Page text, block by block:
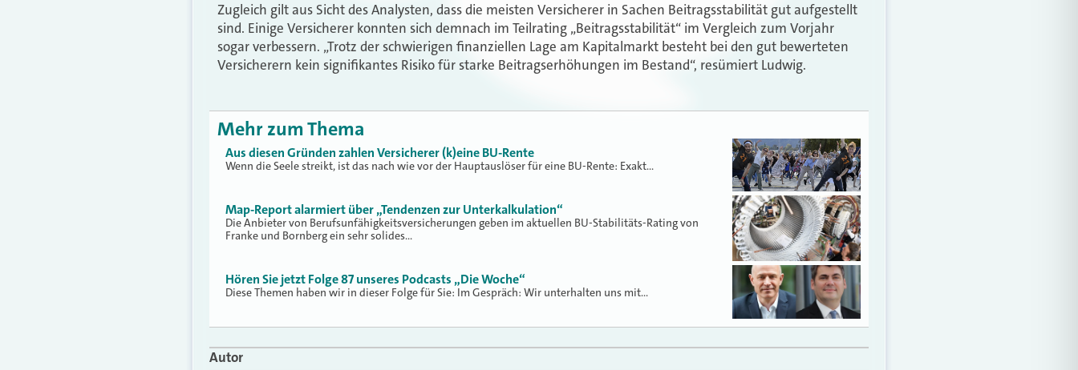
Zugleich gilt aus Sicht des Analysten, dass die meisten Versicherer in Sachen Beitragsstabilität gut aufgestellt
sind. Einige Versicherer konnten sich demnach im Teilrating „Beitragsstabilität“ im Vergleich zum Vorjahr
sogar verbessern. „Trotz der schwierigen finanziellen Lage am Kapitalmarkt besteht bei den gut bewerteten
Versicherern kein signifikantes Risiko für starke Beitragserhöhungen im Bestand“, resümiert Ludwig.
Mehr zum Thema
Aus diesen Gründen zahlen Versicherer (k)eine BU-Rente
Wenn die Seele streikt, ist das nach wie vor der Hauptauslöser für eine BU-Rente: Exakt…
Map-Report alarmiert über „Tendenzen zur Unterkalkulation“
Die Anbieter von Berufsunfähigkeitsversicherungen geben im aktuellen BU-Stabilitäts-Rating von
Franke und Bornberg ein sehr solides…
Hören Sie jetzt Folge 87 unseres Podcasts „Die Woche“
Diese Themen haben wir in dieser Folge für Sie: Im Gespräch: Wir unterhalten uns mit…
Autor